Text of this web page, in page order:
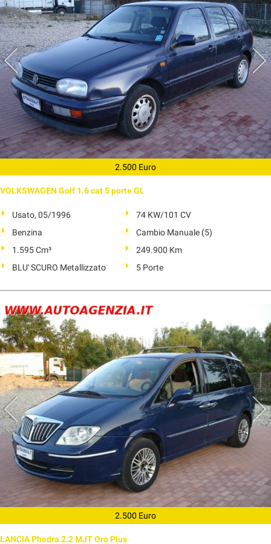
2.500 Euro
VOLKSWAGEN Golf 1.6 cat 5 porte GL
Usato, 05/1996
74 KW/101 CV
Benzina
Cambio Manuale (5)
1.595 Cm³
249.900 Km
BLU' SCURO Metallizzato
5 Porte
2.500 Euro
LANCIA Phedra 2.2 MJT Oro Plus